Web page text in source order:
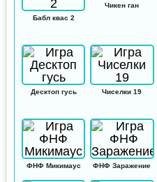
Бабл квас 2
Чикен ган
Десктоп гусь Чиселки 19
ФНФ Микимаус ФНФ Заражение